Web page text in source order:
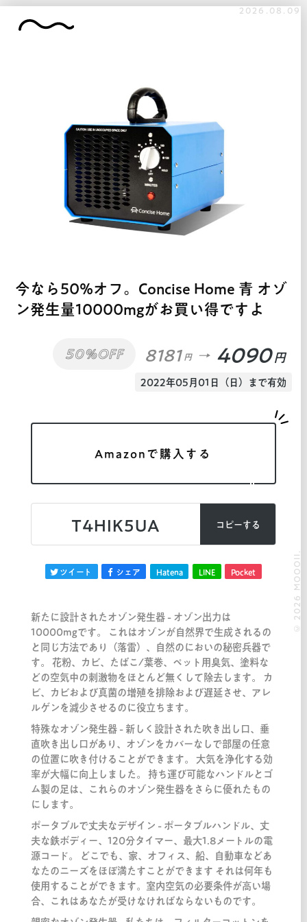
2026.08.09
今なら50%オフ。Concise Home 青 オゾ
ン発生量10000mgがお買い得ですよ
50%OFF 8181 円 4090 円
2022年05月01日（日）まで有効
Amazonで購入する
T4HIK5UA コピーする
ツイート シェア Hatena LINE Pocket
新たに設計されたオゾン発生器 - オゾン出力は
10000mgです。 これはオゾンが自然界で生成されるの
と同じ方法であり（落雷）、自然のにおいの秘密兵器で
す。 花粉、カビ、たばこ/葉巻、ペット用臭気、塗料な
どの空気中の刺激物をほとんど無くして除去します。 カ
ビ、カビおよび真菌の増殖を排除および遅延させ、アレ
ルゲンを減少させるのに役立ちます。
特殊なオゾン発生器 - 新しく設計された吹き出し口、垂
直吹き出し口があり、オゾンをカバーなしで部屋の任意
の位置に吹き付けることができます。 大気を浄化する効
率が大幅に向上しました。 持ち運び可能なハンドルとゴ
ム製の足は、これらのオゾン発生器をさらに優れたもの
にします。
ポータブルで丈夫なデザイン - ポータブルハンドル、丈
夫な鉄ボディー、120分タイマー、最大1.8メートルの電
源コード。 どこでも、家、オフィス、船、自動車などあ
なたのニーズをほぼ満たすことができます それは何年も
使用することができます。室内空気の必要条件が高い場
合、これはあなたが受けなければならないものです。
© 2026 MOOOII.